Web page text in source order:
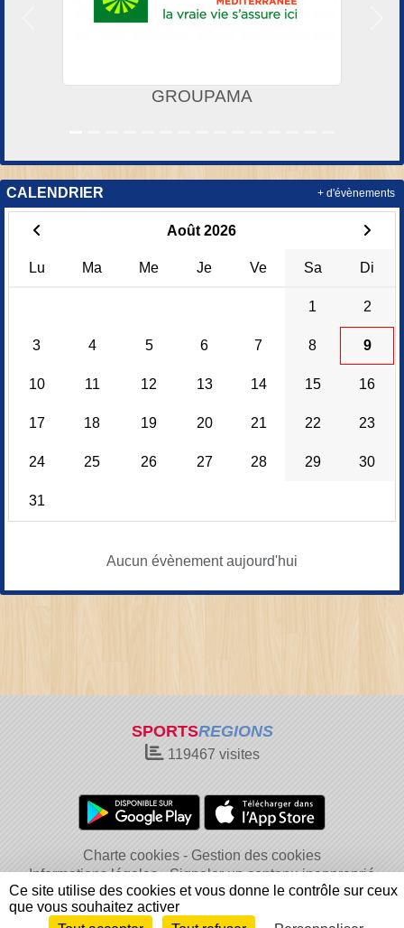
GROUPAMA
CALENDRIER
Août 2026
Lu Ma Me Je Ve Sa Di
1 2
3 4 5 6 7 8 9
10 11 12 13 14 15 16
17 18 19 20 21 22 23
24 25 26 27 28 29 30
31
Aucun évènement aujourd'hui
+ d'évènements
SPORTSREGIONS
119467 visites
Charte cookies
Gestion des cookies
Informations légales
Signaler un contenu inapproprié
Ce site utilise des cookies et vous donne le contrôle sur ceux
que vous souhaitez activer